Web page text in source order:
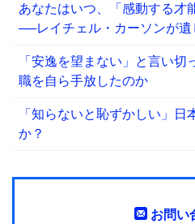
あなたはいつ、「感動する才
──レイチェル・カーソンが
「安逸を望まない」と言い
職を自ら手放したのか
「知らないと恥ずかしい」
か？
お問い